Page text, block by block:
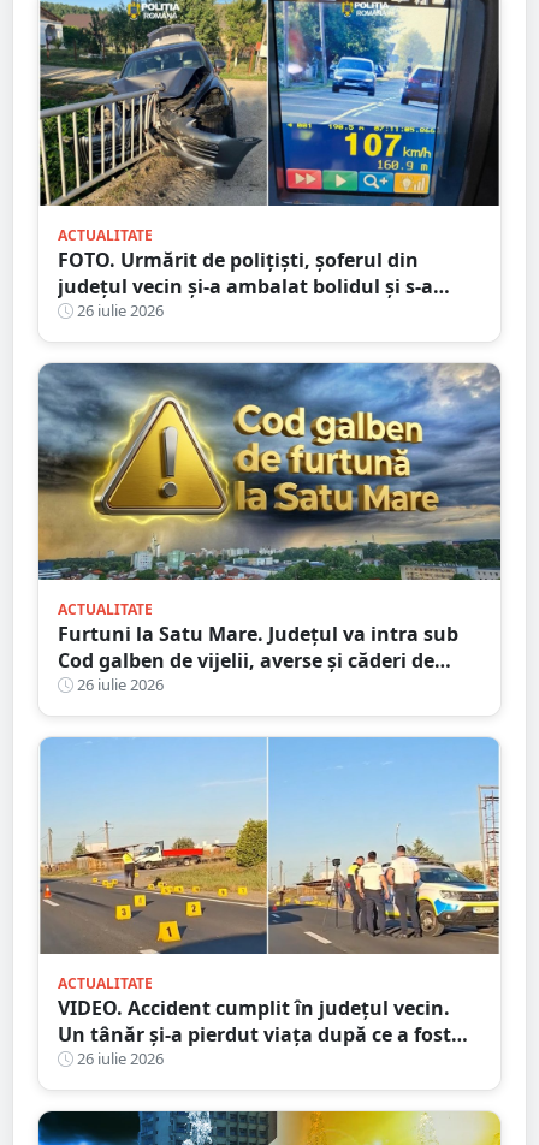
ACTUALITATE
FOTO. Urmărit de polițiști, șoferul din
județul vecin și-a ambalat bolidul și s-a
oprit într-un cap de pod. Apoi a luat-o la
fugă
26 iulie 2026
ACTUALITATE
Furtuni la Satu Mare. Județul va intra sub
Cod galben de vijelii, averse și căderi de
grindină
26 iulie 2026
ACTUALITATE
VIDEO. Accident cumplit în județul vecin.
Un tânăr și-a pierdut viața după ce a fost
lovit de camion
26 iulie 2026